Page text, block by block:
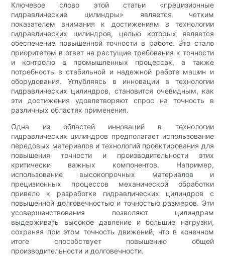
Ключевое слово этой статьи «прецизионные
гидравлические цилиндры» является четким
показателем внимания к достижениям в технологии
гидравлических цилиндров, целью которых является
обеспечение повышенной точности в работе. Это стало
приоритетом в ответ на растущие требования к точности
и контролю в промышленных процессах, а также
потребность в стабильной и надежной работе машин и
оборудования. Углубляясь в инновации в технологии
гидравлических цилиндров, становится очевидным, как
эти достижения удовлетворяют спрос на точность в
различных областях применения.
Одна из областей инноваций в технологии
гидравлических цилиндров предполагает использование
передовых материалов и технологий проектирования для
повышения точности и производительности этих
критически важных компонентов. Например,
использование высокопрочных материалов и
прецизионных процессов механической обработки
привело к разработке гидравлических цилиндров с
повышенной долговечностью и точностью размеров. Эти
усовершенствования позволяют цилиндрам
выдерживать высокое давление и большие нагрузки,
сохраняя при этом точность движений, что в конечном
итоге способствует повышению общей
производительности и долговечности.